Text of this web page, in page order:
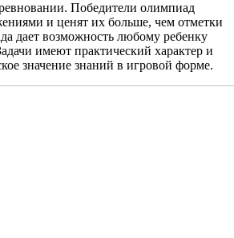
Победители олимпиад
и ценят их больше, чем отметки
дает возможность любому ребенку
имеют практический характер и
значение знаний в игровой форме.